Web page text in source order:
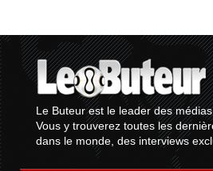
Le Buteur est le leader des
Vous y trouverez toutes les
dans le monde, des interviews